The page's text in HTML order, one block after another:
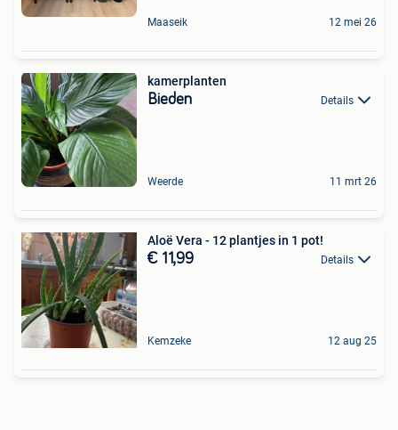
Maaseik 12 mei 26
kamerplanten
Bieden Details
Weerde 11 mrt 26
Aloë Vera - 12 plantjes in 1 pot!
€ 11,99 Details
Kemzeke 12 aug 25